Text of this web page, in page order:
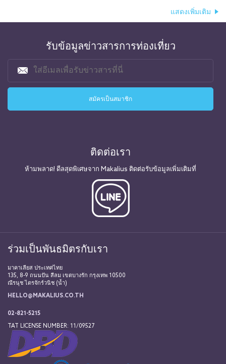
แสดงเพิ่มเติม
รับข้อมูลข่าวสารการท่องเที่ยว
ติดต่อเรา
ห้ามพลาด! ดีลสุดพิเศษจาก Makalius ติดต่อรับข้อมูลเพิ่มเติมที่
ร่วมเป็นพันธมิตรกับเรา
มาคาเลียส ประเทศไทย
135, 8-9 ถนนปัน สีลม เขตบางรัก กรุงเทพ 10500
ณีรนุช ไตรจักร์วนิช (น้ำ)
HELLO@MAKALIUS.CO.TH
02-821-5215
TAT LICENSE NUMBER: 11/09527